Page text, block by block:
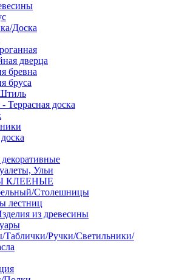
Доска
дверца
бревна
бруса
Террасная доска
Ульи
КЛЕЕНЫЕ
Столешницы
лестниц
из древесины
Таблички/Ручки/Светильники/